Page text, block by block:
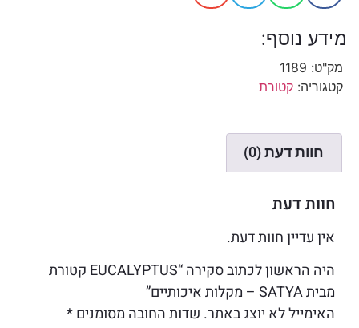
מידע נוסף:
מק"ט: 1189
קטגוריה: קטורת
חוות דעת (0)
חוות דעת
אין עדיין חוות דעת.
היה הראשון לכתוב סקירה “EUCALYPTUS קטורת
מבית SATYA – מקלות איכותיים”
האימייל לא יוצג באתר. שדות החובה מסומנים*